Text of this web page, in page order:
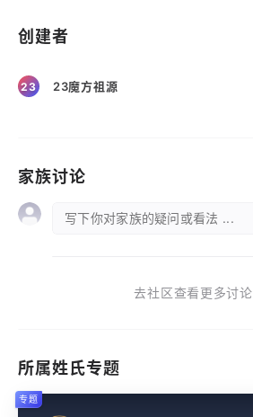
创建者
23 23魔方祖源
家族讨论
写下你对家族的疑问或看法 ...
去社区查看更多讨论
所属姓氏专题
专题